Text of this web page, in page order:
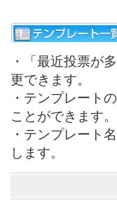
・「最近投票が
更できます。
・テンプレート
ことができます。
・テンプレート
します。